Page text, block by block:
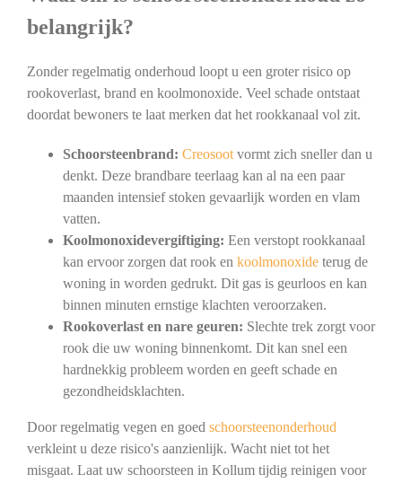
belangrijk?
Zonder regelmatig onderhoud loopt u een groter risico op
rookoverlast, brand en koolmonoxide. Veel schade ontstaat
doordat bewoners te laat merken dat het rookkanaal vol zit.
Schoorsteenbrand: Creosootvormt zich sneller dan u
denkt. Deze brandbare teerlaag kan al na een paar
maanden intensief stoken gevaarlijk worden en vlam
vatten.
Koolmonoxidevergiftiging: Een verstopt rookkanaal
kan ervoor zorgen dat rook en koolmonoxideterug de
woning in worden gedrukt. Dit gas is geurloos en kan
binnen minuten ernstige klachten veroorzaken.
Rookoverlast en nare geuren: Slechte trek zorgt voor
rook die uw woning binnenkomt. Dit kan snel een
hardnekkig probleem worden en geeft schade en
gezondheidsklachten.
Door regelmatig vegen en goed schoorsteenonderhoud
verkleint u deze risico's aanzienlijk. Wacht niet tot het
misgaat. Laat uw schoorsteen in Kollum tijdig reinigen voor